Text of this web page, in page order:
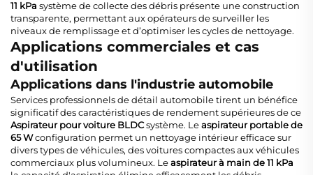
11 kPa système de collecte des débris présente une construction
transparente, permettant aux opérateurs de surveiller les
niveaux de remplissage et d’optimiser les cycles de nettoyage.
Applications commerciales et cas
d'utilisation
Applications dans l'industrie automobile
Services professionnels de détail automobile tirent un bénéfice
significatif des caractéristiques de rendement supérieures de ce
Aspirateur pour voiture BLDCsystème. Leaspirateur portable de
65 Wconfiguration permet un nettoyage intérieur efficace sur
divers types de véhicules, des voitures compactes aux véhicules
commerciaux plus volumineux. Leaspirateur à main de 11 kPa